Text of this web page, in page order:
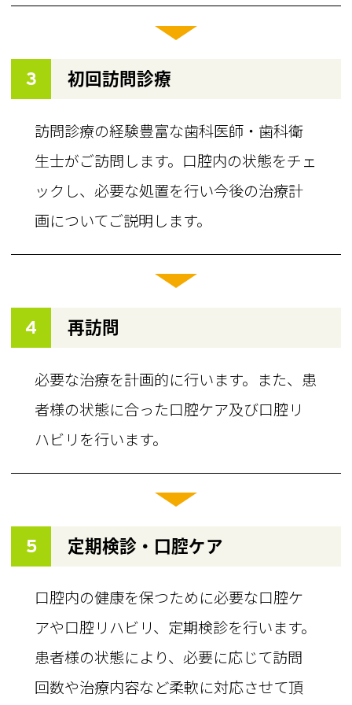
3 初回訪問診療
訪問診療の経験豊富な歯科医師・歯科衛
生士がご訪問します。口腔内の状態をチェ
ックし、必要な処置を行い今後の治療計
画についてご説明します。
4 再訪問
必要な治療を計画的に行います。また、患
者様の状態に合った口腔ケア及び口腔リ
ハビリを行います。
5 定期検診・口腔ケア
口腔内の健康を保つために必要な口腔ケ
アや口腔リハビリ、定期検診を行います。
患者様の状態により、必要に応じて訪問
回数や治療内容など柔軟に対応させて頂